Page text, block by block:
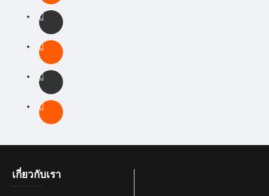
เกี่ยวกับเรา